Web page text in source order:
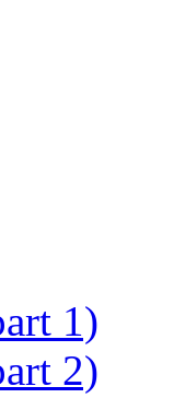
1)
2)